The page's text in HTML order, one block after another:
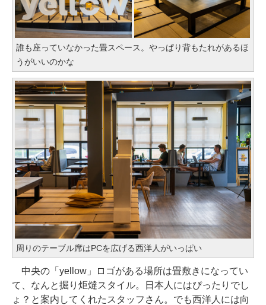
誰も座っていなかった畳スペース。やっぱり背もたれがあるほ
うがいいのかな
周りのテーブル席はPCを広げる西洋人がいっぱい
中央の「yellow」ロゴがある場所は畳敷きになってい
て、なんと掘り炬燵スタイル。日本人にはぴったりでし
ょ？と案内してくれたスタッフさん。でも西洋人には向